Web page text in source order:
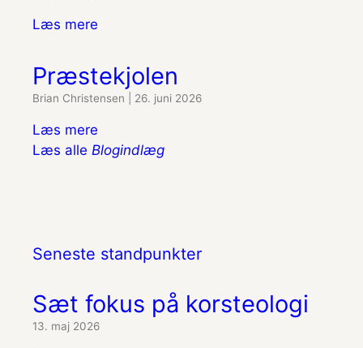
Læs mere
Præstekjolen
Brian Christensen 26. juni 2026
Læs mere
Læs alle Blogindlæg
Seneste standpunkter
Sæt fokus på korsteologi
13. maj 2026